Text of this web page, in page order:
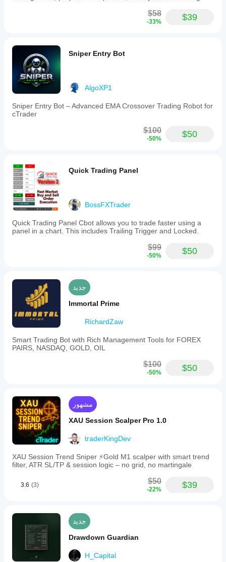
$58
-33% $39
Sniper Entry Bot
AlgoXP1
Sniper Entry Bot – Advanced EMA Crossover Trading Robot for
cTrader
$100
-50% $50
Quick Trading Panel
BossFXTrader
Quick Trading Panel Cbot allows you to trade faster using a
panel in a chart. This includes Trailing Trigger and Locked.
$99
-50% $50
جديد
Immortal Prime
RichardZaw
Smart Trading Bot with Rich Management Tools for FOREX
PAIRS, NASDAQ, GOLD, OIL
$100
-50% $50
مشهور
XAU Session Scalper Pro 1.0
traderKingDev
XAU Session Trend Sniper ⚡️Gold M1 scalper with smart trend
filter, ATR SL/TP & session logic – no grid, no martingale
3.6 (3) $50
-22% $39
جديد
Drawdown Guardian
H_Capital